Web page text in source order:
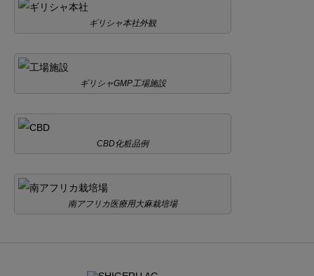
ギリシャ本社外観
ギリシャGMP工場施設
CBD化粧品例
南アフリカ医療用大麻栽培場